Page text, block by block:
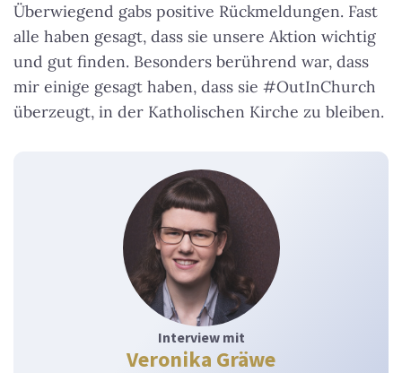
Überwiegend gabs positive Rückmeldungen. Fast
alle haben gesagt, dass sie unsere Aktion wichtig
und gut finden. Besonders berührend war, dass
mir einige gesagt haben, dass sie #OutInChurch
überzeugt, in der Katholischen Kirche zu bleiben.
Interview mit
Veronika Gräwe